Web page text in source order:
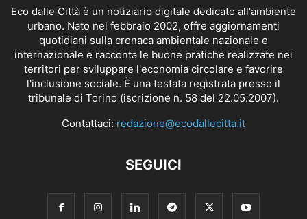
Eco dalle Città è un notiziario digitale dedicato all'ambiente
urbano. Nato nel febbraio 2002, offre aggiornamenti
quotidiani sulla cronaca ambientale nazionale e
internazionale e racconta le buone pratiche realizzate nei
territori per sviluppare l'economia circolare e favorire
l'inclusione sociale. È una testata registrata presso il
tribunale di Torino (iscrizione n. 58 del 22.05.2007).
Contattaci: redazione@ecodallecitta.it
SEGUICI